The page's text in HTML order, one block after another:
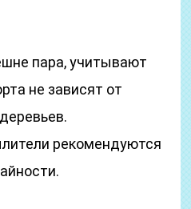
пара, учитывают
не зависят от
рекомендуются